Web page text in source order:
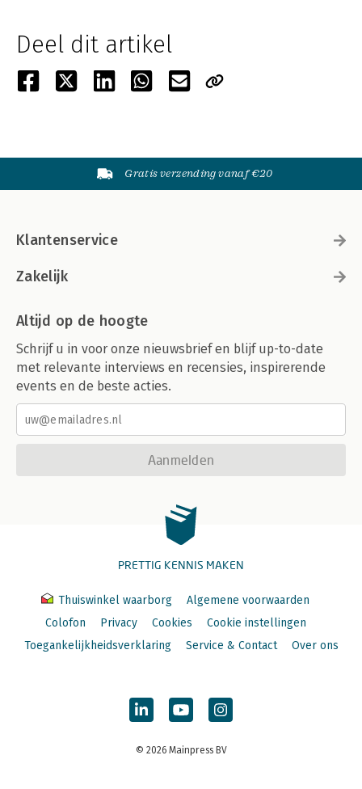
Deel dit artikel
Gratis verzending vanaf €20
Klantenservice
Zakelijk
Altijd op de hoogte
Schrijf u in voor onze nieuwsbrief en blijf up-to-date
met relevante interviews en recensies, inspirerende
events en de beste acties.
Aanmelden
PRETTIG KENNIS MAKEN
Thuiswinkel waarborg
Algemene voorwaarden
Colofon
Privacy Cookies
Cookie instellingen
Toegankelijkheidsverklaring
Service & Contact Over ons
© 2026 Mainpress BV